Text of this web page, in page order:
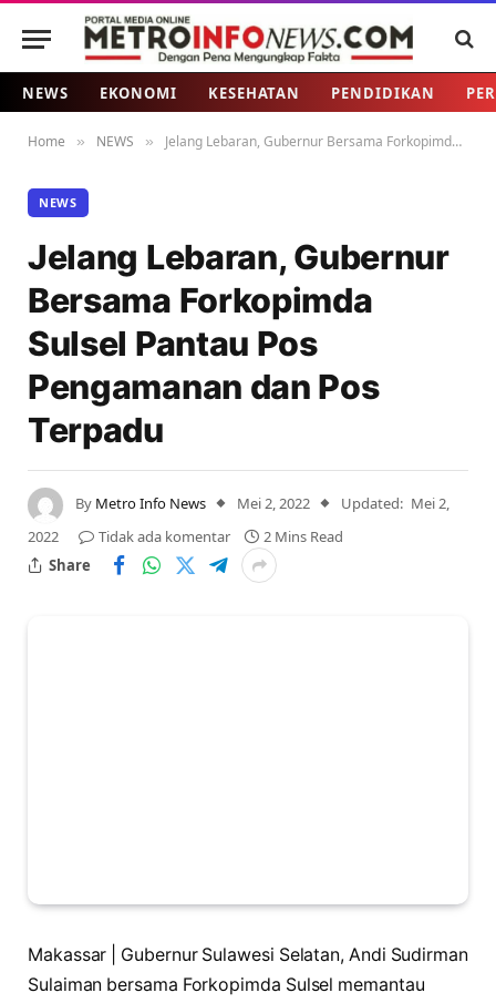
NEWS EKONOMI KESEHATAN PENDIDIKAN
Home » NEWS » Jelang Lebaran, Gubernur Bersama Forkopimda Sulsel Pantau Pos Pengamanan dan Pos Terpadu
NEWS
Jelang Lebaran, Gubernur
Bersama Forkopimda
Sulsel Pantau Pos
Pengamanan dan Pos
Terpadu
By Metro Info News Mei 2, 2022 Updated: Mei 2,
2022
Tidak ada komentar
2 Mins Read
Share
Makassar | Gubernur Sulawesi Selatan, Andi Sudirman
Sulaiman bersama Forkopimda Sulsel memantau